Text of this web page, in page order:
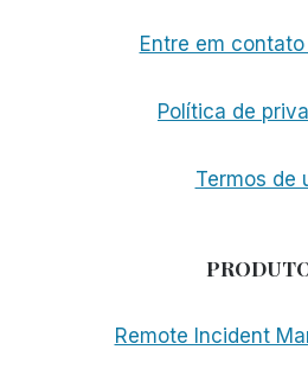
Entre em
Política de
Termos de
Remote Incident